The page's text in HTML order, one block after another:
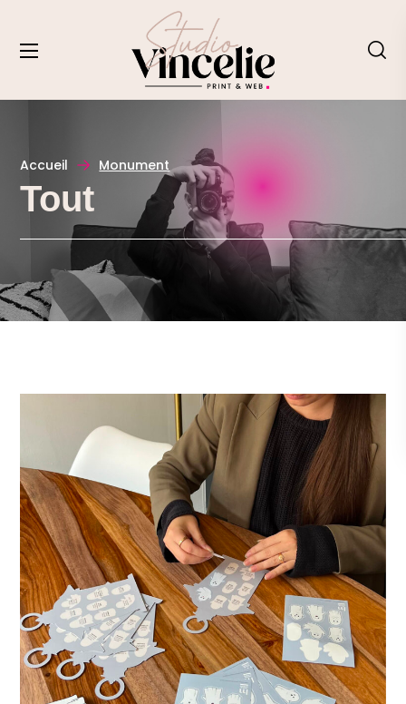
Accueil Monument
Tout
Hôtel de la Marine
Supports Print